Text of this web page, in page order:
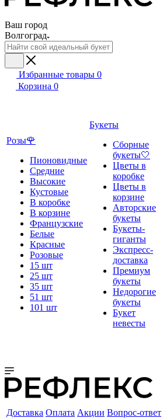
Ваш город
Волгоград
Избранные товары 0
Корзина 0
Розы🌹
Пионовидные
Средние
Высокие
Кустовые
В коробке
В корзине
Французские
Белые
Красные
Розовые
15 шт
25 шт
35 шт
51 шт
101 шт
Букеты
Сборные
букеты🤍
Цветы в
коробке
Цветы в
корзине
Авторские
букеты
Букеты-
гиганты
Экспресс-
доставка
Премиум
букеты
Недорогие
букеты
Букет
невесты
Доставка Оплата Акции Вопрос-ответ